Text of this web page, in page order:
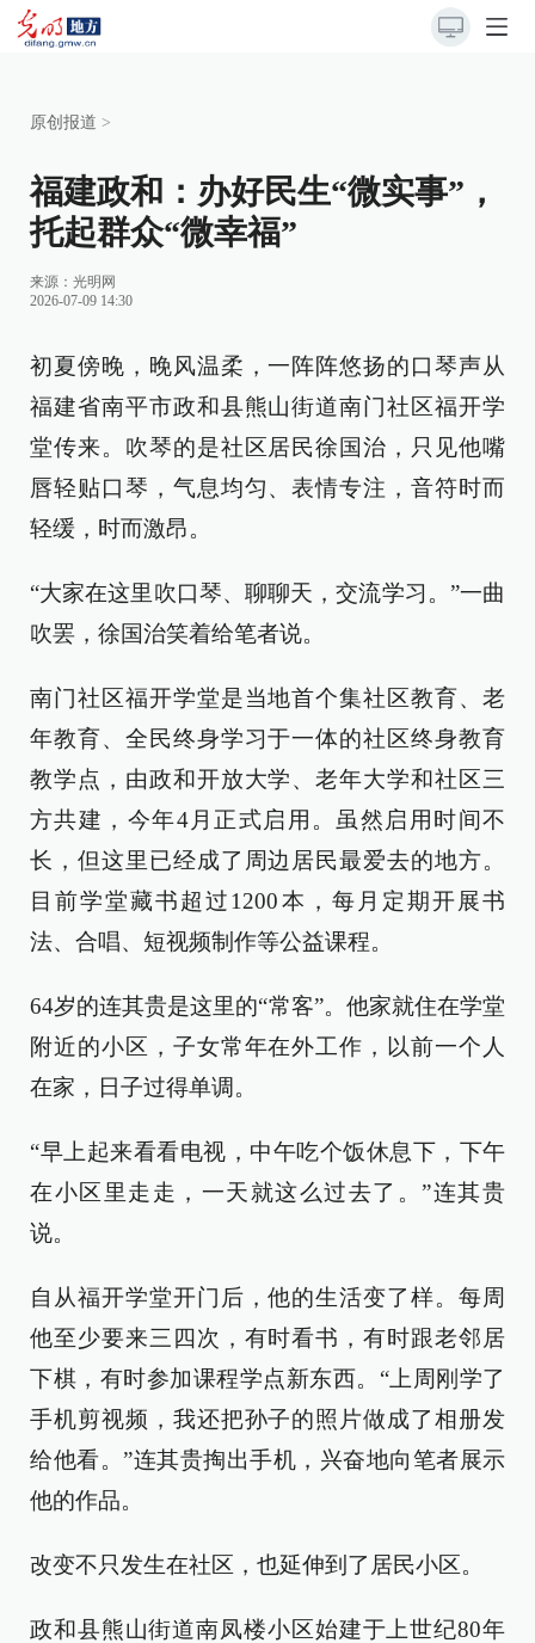
原创报道 >
福建政和：办好民生“微实事”，
托起群众“微幸福”
来源： 光明网
2026-07-09 14:30
初夏傍晚，晚风温柔，一阵阵悠扬的口琴声从
福建省南平市政和县熊山街道南门社区福开学
堂传来。吹琴的是社区居民徐国治，只见他嘴
唇轻贴口琴，气息均匀、表情专注，音符时而
轻缓，时而激昂。
“大家在这里吹口琴、聊聊天，交流学习。”一曲
吹罢，徐国治笑着给笔者说。
南门社区福开学堂是当地首个集社区教育、老
年教育、全民终身学习于一体的社区终身教育
教学点，由政和开放大学、老年大学和社区三
方共建，今年4月正式启用。虽然启用时间不
长，但这里已经成了周边居民最爱去的地方。
目前学堂藏书超过1200本，每月定期开展书
法、合唱、短视频制作等公益课程。
64岁的连其贵是这里的“常客”。他家就住在学堂
附近的小区，子女常年在外工作，以前一个人
在家，日子过得单调。
“早上起来看看电视，中午吃个饭休息下，下午
在小区里走走，一天就这么过去了。”连其贵
说。
自从福开学堂开门后，他的生活变了样。每周
他至少要来三四次，有时看书，有时跟老邻居
下棋，有时参加课程学点新东西。“上周刚学了
手机剪视频，我还把孙子的照片做成了相册发
给他看。”连其贵掏出手机，兴奋地向笔者展示
他的作品。
改变不只发生在社区，也延伸到了居民小区。
政和县熊山街道南凤楼小区始建于上世纪80年